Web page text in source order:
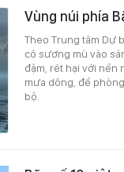
Vùng núi phía
Theo Trung tâm Dự
có sương mù vào
đậm, rét hại với nền
mưa dông, đề
bộ.